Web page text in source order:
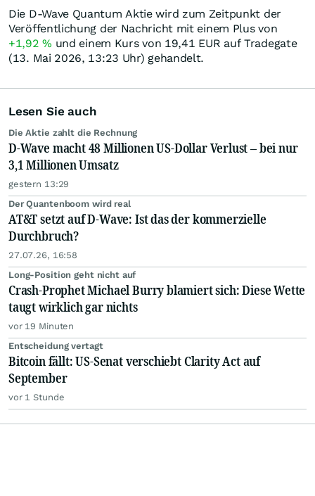
Die D-Wave Quantum Aktie wird zum Zeitpunkt der
Veröffentlichung der Nachricht mit einem Plus von
+1,92% und einem Kurs von 19,41 EUR auf Tradegate
(13. Mai 2026, 13:23 Uhr) gehandelt.
Lesen Sie auch
Die Aktie zahlt die Rechnung
D-Wave macht 48 Millionen US-Dollar Verlust – bei nur
3,1 Millionen Umsatz
gestern 13:29
Der Quantenboom wird real
AT&T setzt auf D-Wave: Ist das der kommerzielle
Durchbruch?
27.07.26, 16:58
Long-Position geht nicht auf
Crash-Prophet Michael Burry blamiert sich: Diese Wette
taugt wirklich gar nichts
vor 19 Minuten
Entscheidung vertagt
Bitcoin fällt: US-Senat verschiebt Clarity Act auf
September
vor 1 Stunde